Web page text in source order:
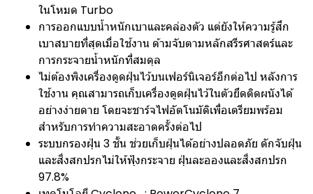
ในโหมด Turbo
การออกแบบน้ำหนักเบาและคล่องตัว แต่ยังให้ความรู้สึก
เบาสบายที่สุดเมื่อใช้งาน ด้ามจับตามหลักสรีรศาสตร์และ
การกระจายน้ำหนักที่สมดุล
ไม่ต้องพิงเครื่องดูดฝุ่นไว้บนเฟอร์นิเจอร์อีกต่อไป หลังการ
ใช้งาน คุณสามารถเก็บเครื่องดูดฝุ่นไว้ในตัวยึดติดผนังได้
อย่างง่ายดาย โดยจะชาร์จไฟอัตโนมัติเพื่อเตรียมพร้อม
สำหรับการทำความสะอาดครั้งต่อไป
ระบบกรองฝุ่น 3 ชั้น ช่วยเก็บฝุ่นได้อย่างปลอดภัย ดักจับฝุ่น
และสิ่งสกปรกไม่ให้ฟุ้งกระจาย ฝุ่นละอองและสิ่งสกปรก
97.8%